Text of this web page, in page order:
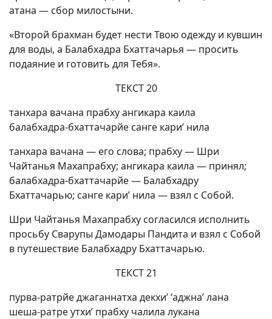
атана — сбор милостыни.
«Второй брахман будет нести Твою одежду и кувшин
для воды, а Балабхадра Бхаттачарья — просить
подаяние и готовить для Тебя».
ТЕКСТ 20
танхара вачана прабху ангикара каила
балабхадра-бхаттачарйе санге кари’ нила
танхара вачана — его слова; прабху — Шри
Чайтанья Махапрабху; ангикара каила — принял;
балабхадра-бхаттачарйе — Балабхадру
Бхаттачарью; санге кари’ нила — взял с Собой.
Шри Чайтанья Махапрабху согласился исполнить
просьбу Сварупы Дамодары Пандита и взял с Собой
в путешествие Балабхадру Бхаттачарью.
ТЕКСТ 21
пурва-ратрйе джаганнатха декхи’ ‘аджна’ лана
шеша-ратре утхи’ прабху чалила лукана